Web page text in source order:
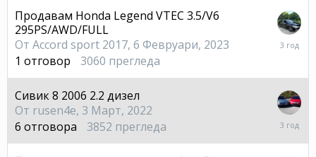
Продавам Honda Legend VTEC 3.5/V6
295PS/AWD/FULL
От Accord sport 2017, 6 Февруари, 2023
1 отговор 3060 прегледа
24
Март,
Сивик 8 2006 2.2 дизел
От rusen4e, 3 Март, 2022
6 отговора 3852 прегледа
2
2022